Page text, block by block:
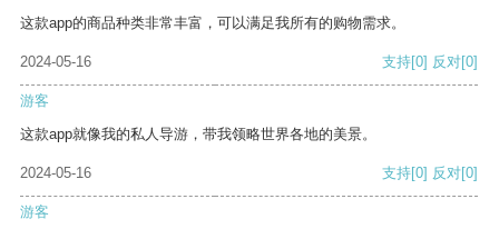
这款app的商品种类非常丰富，可以满足我所有的购物需求。
2024-05-16 支持[0] 反对[0]
游客
这款app就像我的私人导游，带我领略世界各地的美景。
2024-05-16 支持[0] 反对[0]
游客